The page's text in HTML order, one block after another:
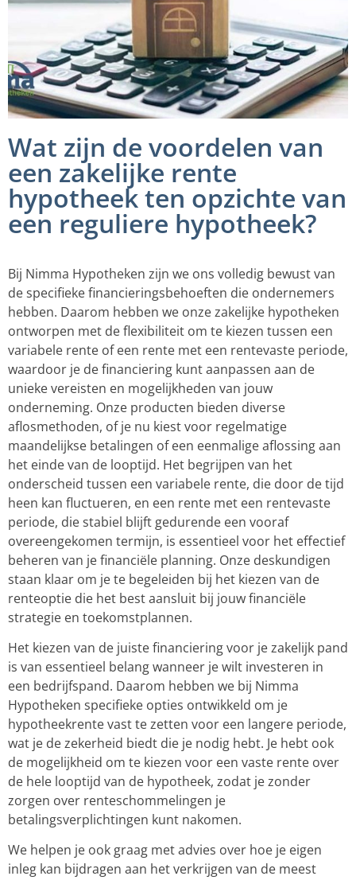
Wat zijn de voordelen van
een zakelijke rente
hypotheek ten opzichte van
een reguliere hypotheek?
Bij Nimma Hypotheken zijn we ons volledig bewust van
de specifieke financieringsbehoeften die ondernemers
hebben. Daarom hebben we onze zakelijke hypotheken
ontworpen met de flexibiliteit om te kiezen tussen een
variabele rente of een rente met een rentevaste periode,
waardoor je de financiering kunt aanpassen aan de
unieke vereisten en mogelijkheden van jouw
onderneming. Onze producten bieden diverse
aflosmethoden, of je nu kiest voor regelmatige
maandelijkse betalingen of een eenmalige aflossing aan
het einde van de looptijd. Het begrijpen van het
onderscheid tussen een variabele rente, die door de tijd
heen kan fluctueren, en een rente met een rentevaste
periode, die stabiel blijft gedurende een vooraf
overeengekomen termijn, is essentieel voor het effectief
beheren van je financiële planning. Onze deskundigen
staan klaar om je te begeleiden bij het kiezen van de
renteoptie die het best aansluit bij jouw financiële
strategie en toekomstplannen.
Het kiezen van de juiste financiering voor je zakelijk pand
is van essentieel belang wanneer je wilt investeren in
een bedrijfspand. Daarom hebben we bij Nimma
Hypotheken specifieke opties ontwikkeld om je
hypotheekrente vast te zetten voor een langere periode,
wat je de zekerheid biedt die je nodig hebt. Je hebt ook
de mogelijkheid om te kiezen voor een vaste rente over
de hele looptijd van de hypotheek, zodat je zonder
zorgen over renteschommelingen je
betalingsverplichtingen kunt nakomen.
We helpen je ook graag met advies over hoe je eigen
inleg kan bijdragen aan het verkrijgen van de meest